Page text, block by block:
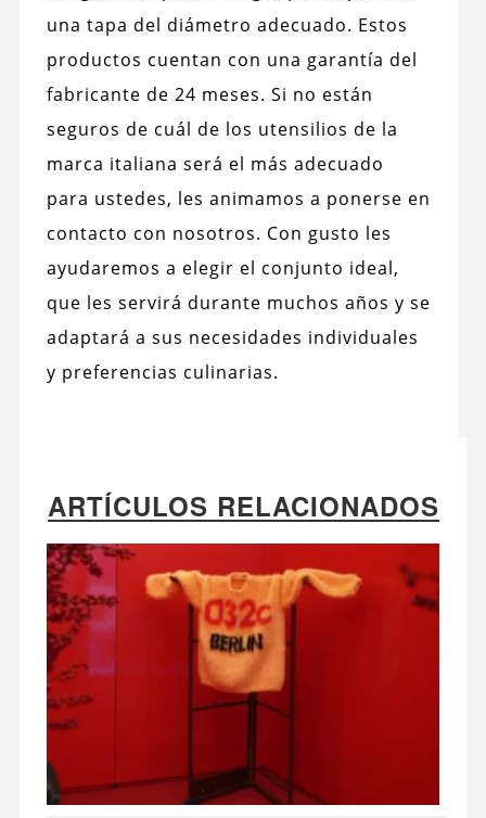
una tapa del diámetro adecuado. Estos
productos cuentan con una garantía del
fabricante de 24 meses. Si no están
seguros de cuál de los utensilios de la
marca italiana será el más adecuado
para ustedes, les animamos a ponerse en
contacto con nosotros. Con gusto les
ayudaremos a elegir el conjunto ideal,
que les servirá durante muchos años y se
adaptará a sus necesidades individuales
y preferencias culinarias.
ARTÍCULOS RELACIONADOS